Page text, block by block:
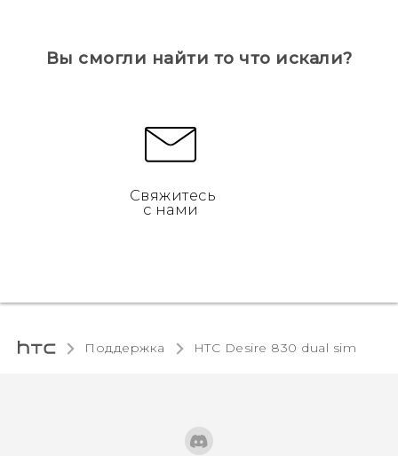
Вы смогли найти то что искали?
Свяжитесь
с нами
Поддержка HTC Desire 830 dual sim‎